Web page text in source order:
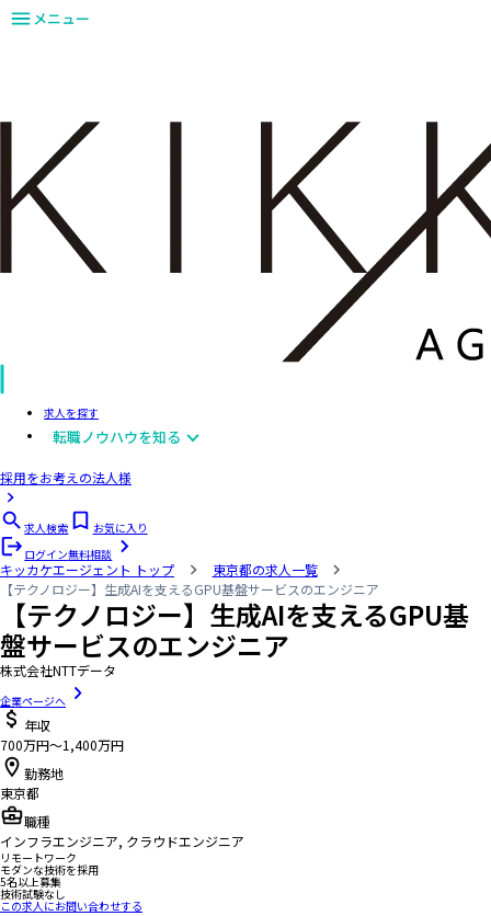
メニュー
求人を探す
転職ノウハウを知る
採用をお考えの法人様
求人検索
お気に入り
ログイン無料相談
キッカケエージェント トップ
東京都の求人一覧
【テクノロジー】生成AIを支えるGPU基盤サービスのエンジニア
【テクノロジー】生成AIを支えるGPU基
盤サービスのエンジニア
株式会社NTTデータ
企業ページへ
年収
700万円〜1,400万円
勤務地
東京都
職種
インフラエンジニア, クラウドエンジニア
リモートワーク
モダンな技術を採用
5名以上募集
技術試験なし
この求人にお問い合わせする